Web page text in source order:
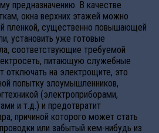
предназначению. В качестве
окна верхних этажей можно
пленкой, существенно повышающей
установить уже готовые
соответствующие требуемой
питающую служебные
отключать на электрощите, это
попытку злоумышленников,
(электроприборами,
и т.д.) и предотвратит
причиной которого может стать
или забытый кем-нибудь из